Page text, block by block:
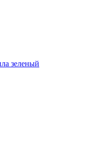
зеленый